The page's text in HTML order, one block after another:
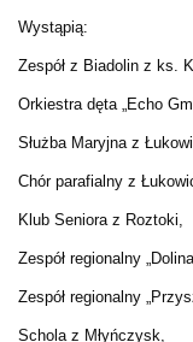
Wystąpią:
Zespół z Biadolin z ks.
Orkiestra dęta „Echo
Służba Maryjna z
Chór parafialny z
Klub Seniora z Roztoki,
Zespół regionalny „Dolina
Zespół regionalny
Schola z Młyńczysk,